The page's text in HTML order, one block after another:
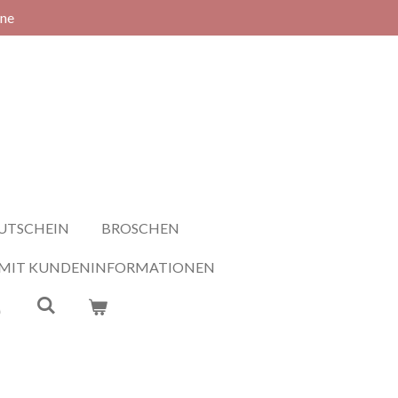
BROSCHEN
KUNDENINFORMATIONEN